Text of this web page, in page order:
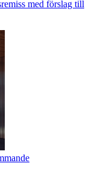
med förslag till